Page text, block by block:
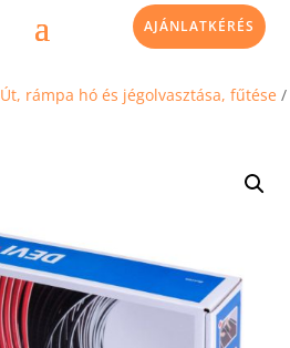
AJÁNLATKÉRÉS
Út, rámpa hó és jégolvasztása, fűtése /